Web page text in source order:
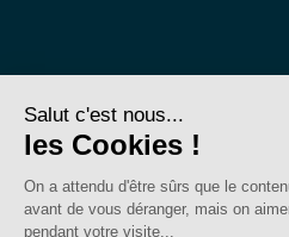
SE-Unsa est un syndicat de l’UNSA